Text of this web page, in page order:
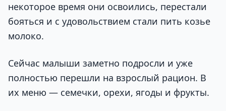
некоторое время они освоились, перестали
бояться и с удовольствием стали пить козье
молоко.
Сейчас малыши заметно подросли и уже
полностью перешли на взрослый рацион. В
их меню — семечки, орехи, ягоды и фрукты.